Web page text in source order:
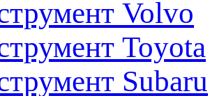
Volvo
Toyota
Subaru